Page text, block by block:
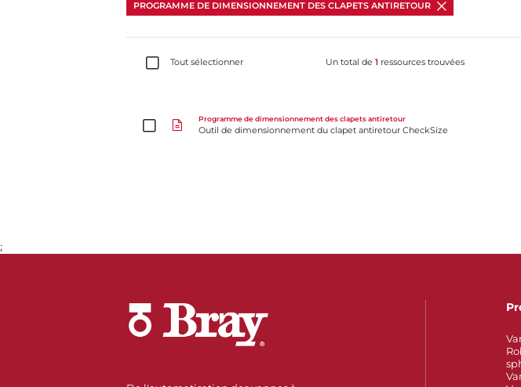
PROGRAMME DE DIMENSIONNEMENT DES CLAPETS ANTIRETOUR
Tout sélectionner Un total de 1ressources trouvées
Programme de dimensionnement des clapets antiretour
Outil de dimensionnement du clapet antiretour CheckSize
;